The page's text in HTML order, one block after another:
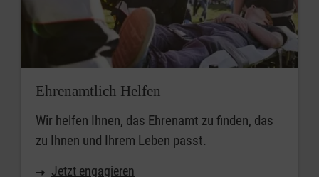
Ehrenamtlich Helfen
Wir helfen Ihnen, das Ehrenamt zu finden, das
zu Ihnen und Ihrem Leben passt.
Jetzt engagieren